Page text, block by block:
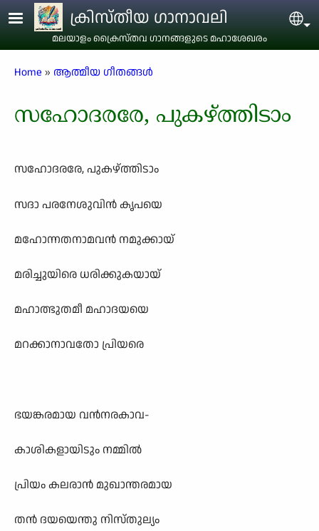
Skip to main contentക്രിസ്തീയ ഗാനാവലി
മലയാളം ക്രൈസ്തവ ഗാനങ്ങളുടെ മഹാശേഖരം
Breadcrumb
Home ആത്മീയ ഗീതങ്ങൾ
സഹോദരരേ, പുകഴ്ത്തിടാം
സഹോദരരേ, പുകഴ്ത്തിടാം
സദാ പരനേശുവിൻ കൃപയെ
മഹോന്നതനാമവൻ നമുക്കായ്
മരിച്ചുയിരെ ധരിക്കുകയായ്
മഹാത്ഭുതമീ മഹാദയയെ
മറക്കാനാവതോ പ്രിയരെ
ഭയങ്കരമായ വൻനരകാവ-
കാശികളായിടും നമ്മിൽ
പ്രിയം കലരാൻ മുഖാന്തരമായ
തൻ ദയയെന്തു നിസ്തുല്യം